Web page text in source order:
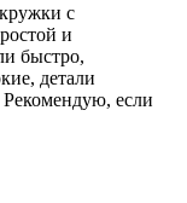
с
и
быстро,
детали
если